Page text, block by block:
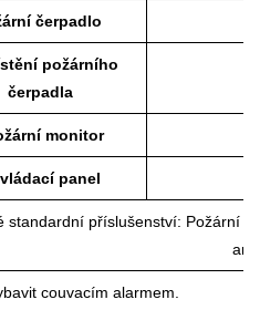
čerpadlo
požárního
čerpadla
monitor
panel
standardní příslušenství: Požární
couvacím alarmem.